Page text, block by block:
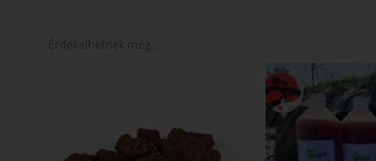
Érdekelhetnek még…